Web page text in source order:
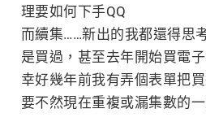
理要如何下手QQ
而續集……新出的我都還得思
是買過，甚至去年開始買電
幸好幾年前我有弄個表單把
要不然現在重複或漏集數的